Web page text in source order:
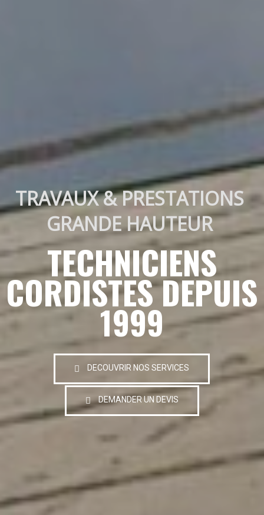
TRAVAUX & PRESTATIONS
GRANDE HAUTEUR
TECHNICIENS
CORDISTES DEPUIS
1999
DECOUVRIR NOS SERVICES
DEMANDER UN DEVIS